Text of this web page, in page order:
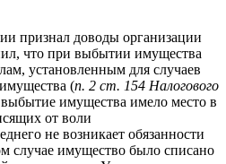
признал доводы организации
что при выбытии имущества
установленным для случаев
(п. 2 ст. 154 Налогового
имущества имело место в
от воли
не возникает обязанности
случае имущество было списано